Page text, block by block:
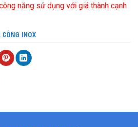
năng sử dụng với giá thành cạnh
CÔNG INOX